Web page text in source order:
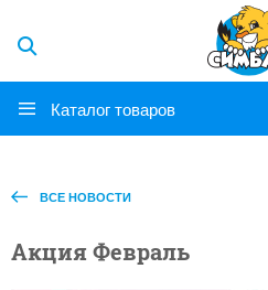
Каталог товаров
ВСЕ НОВОСТИ
Акция Февраль